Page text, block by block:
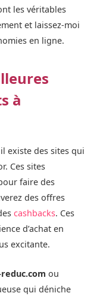
les véritables
et laissez-moi
en ligne.
à
existe des sites qui
Ces sites
faire des
des offres
cashbacks. Ces
d’achat en
excitante.
ou
qui déniche